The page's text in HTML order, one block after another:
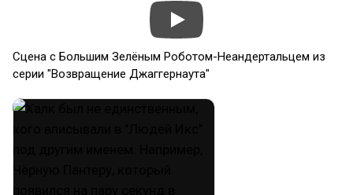
Сцена с Большим Зелёным Роботом-Неандертальцем из
серии "Возвращение Джаггернаута"